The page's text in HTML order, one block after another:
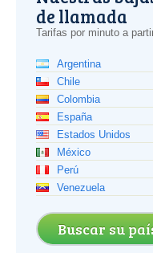
de llamada
Tarifas por minuto a
Argentina
Chile
Colombia
España
Estados Unidos
México
Perú
Venezuela
Buscar su